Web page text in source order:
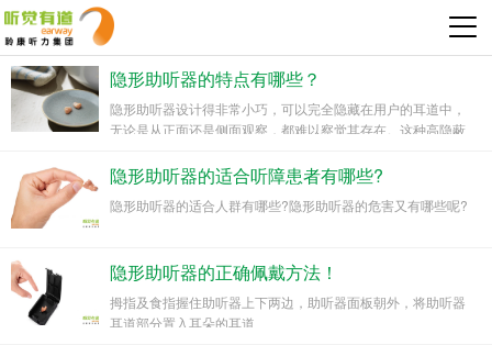
隐形助听器的特点有哪些？
隐形助听器设计得非常小巧，可以完全隐藏在用户的耳道中，
无论是从正面还是侧面观察，都难以察觉其存在。这种高隐蔽
因为佩戴助听器而感到尴尬或受到关注。
隐形助听器的适合听障患者有哪些?
隐形助听器的适合人群有哪些?隐形助听器的危害又有哪些呢?
隐形助听器的正确佩戴方法！
拇指及食指握住助听器上下两边，助听器面板朝外，将助听器
耳道部分置入耳朵的耳道